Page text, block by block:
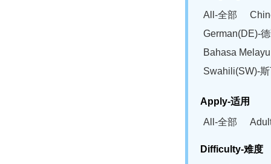
All-全部
German(DE)-
Bahasa
Swahili(SW)-
Apply-适用
All-全部
Difficulty-难度